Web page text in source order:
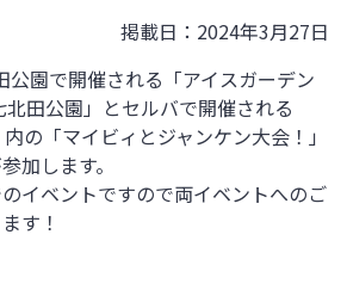
掲載日：2024年3月27日
園で開催される「アイスガーデン
北田公園」とセルバで開催される
の「マイビィとジャンケン大会！」
加します。
イベントですので両イベントへのご
す！